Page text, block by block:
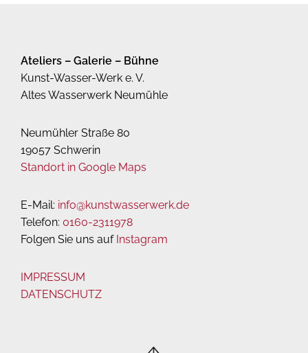
Ateliers – Galerie – Bühne
Kunst-Wasser-Werk e. V.
Altes Wasserwerk Neumühle
Neumühler Straße 80
19057 Schwerin
Standort in Google Maps
E-Mail: info@kunstwasserwerk.de
Telefon: 0160-2311978
Folgen Sie uns auf Instagram
IMPRESSUM
DATENSCHUTZ